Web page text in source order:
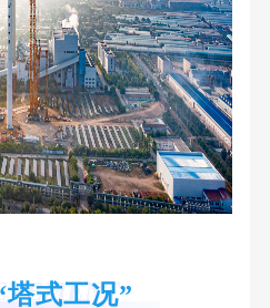
式工况”